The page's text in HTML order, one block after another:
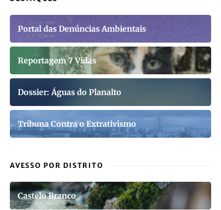
Portal das Denúncias Ambientais
Reportagem 7 Vidas
Dossier: Águas do Planalto
Tribuna Contra o Extrativismo
AVESSO POR DISTRITO
Castelo Branco